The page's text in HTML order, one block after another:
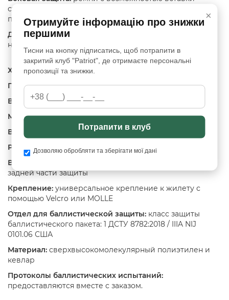
стандартных защитных пластин из молекулярного
полиэтилена на пружинной основе.
Дополнительно:
наличие переднего кармана.
ХАРАКТЕРИСТИКИ ЗАЩИТЫ ПЛЕЧ И ШЕИ:
Площадь защиты:9,8 дм²
Вес баллистических пакетов:
Материал:Cordura 500D
Вентиляция:
3D сетка для повышения комфорта
Регулировка размера:по объему
Возможность использования:
задней части защиты
Крепление: универсальное крепление к жилету с
помощью Velcro или MOLLE
Отдел для баллистической защиты: класс защиты
баллистического пакета: 1 ДСТУ 8782:2018 / IIIA NIJ
0101.06 США
Материал: сверхвысокомолекулярный полиэтилен и
кевлар
Протоколы баллистических испытаний:
предоставляются вместе с заказом.
×
Отримуйте інформацію про знижки
першими
Тисни на кнопку підписатись, щоб потрапити в
закритий клуб "Patriot", де отримаєте персональні
пропозиції та знижки.
Потрапити в клуб
Дозволяю обробляти та зберігати мої дані